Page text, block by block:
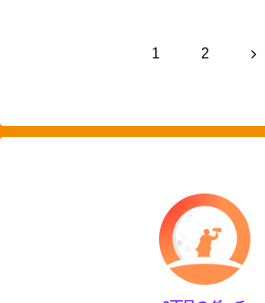
1 2 次